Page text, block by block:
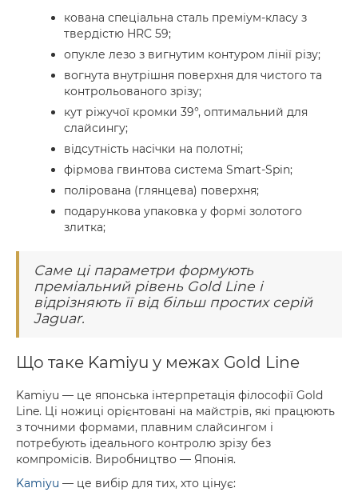
кована спеціальна сталь преміум-класу з
твердістю HRC 59;
опукле лезо з вигнутим контуром лінії різу;
вогнута внутрішня поверхня для чистого та
контрольованого зрізу;
кут ріжучої кромки 39°, оптимальний для
слайсингу;
відсутність насічки на полотні;
фірмова гвинтова система Smart-Spin;
полірована (глянцева) поверхня;
подарункова упаковка у формі золотого
злитка;
Саме ці параметри формують
преміальний рівень Gold Line і
відрізняють її від більш простих серій
Jaguar.
Що таке Kamiyu у межах Gold Line
Kamiyu — це японська інтерпретація філософії Gold
Line. Ці ножиці орієнтовані на майстрів, які працюють
з точними формами, плавним слайсингом і
потребують ідеального контролю зрізу без
компромісів. Виробництво — Японія.
Kamiyu — це вибір для тих, хто цінує: